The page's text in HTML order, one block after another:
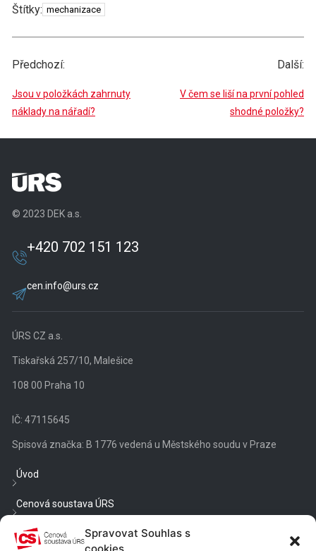
Spravovat Souhlas s
Štítky:Štítky
mechanizace
Předchozí: Další:
Jsou v položkách zahrnuty
náklady na nářadí?
V čem se liší na první pohled
shodné položky?
© 2023 DEK a.s.
+420 702 151 123
cen.info@urs.cz
ÚRS CZ a.s.
Tiskařská 257/10, Malešice
108 00 Praha 10
IČ: 47115645
Spisová značka: B 1776 vedená u Městského soudu v Praze
Úvod
Cenová soustava ÚRS
Veřejné zakázky